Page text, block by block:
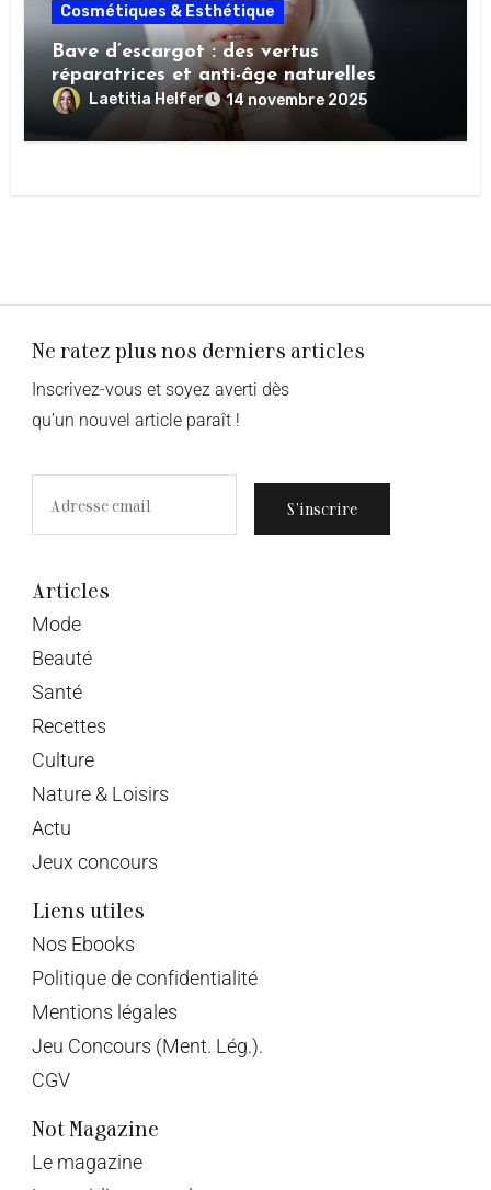
Cosmétiques & Esthétique
Bave d’escargot : des vertus
réparatrices et anti-âge naturelles
Laetitia Helfer 14 novembre 2025
Ne ratez plus nos derniers articles
Inscrivez-vous et soyez averti dès
qu’un nouvel article paraît !
S’inscrire
Articles
Mode
Beauté
Santé
Recettes
Culture
Nature & Loisirs
Actu
Jeux concours
Liens utiles
Nos Ebooks
Politique de confidentialité
Mentions légales
Jeu Concours (Ment. Lég.).
CGV
Not Magazine
Le magazine